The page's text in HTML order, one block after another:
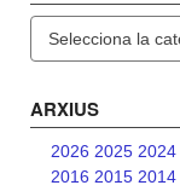
ARXIUS
2026 2025 2024
2016 2015 2014